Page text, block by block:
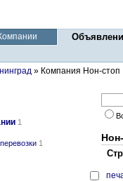
» Компания Нон-стоп
1
1